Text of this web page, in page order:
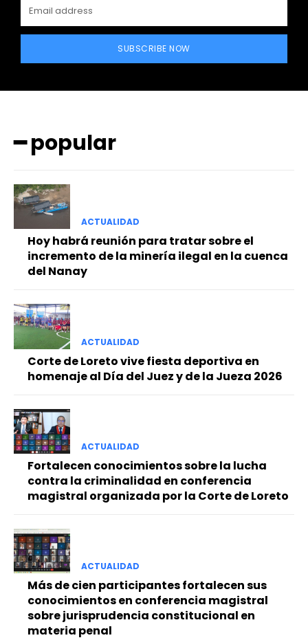
━ Planes
SUBSCRIBE NOW
━ popular
ACTUALIDAD
Hoy habrá reunión para tratar sobre el
incremento de la minería ilegal en la cuenca
del Nanay
ACTUALIDAD
Corte de Loreto vive fiesta deportiva en
homenaje al Día del Juez y de la Jueza 2026
ACTUALIDAD
Fortalecen conocimientos sobre la lucha
contra la criminalidad en conferencia
magistral organizada por la Corte de Loreto
ACTUALIDAD
Más de cien participantes fortalecen sus
conocimientos en conferencia magistral
sobre jurisprudencia constitucional en
materia penal